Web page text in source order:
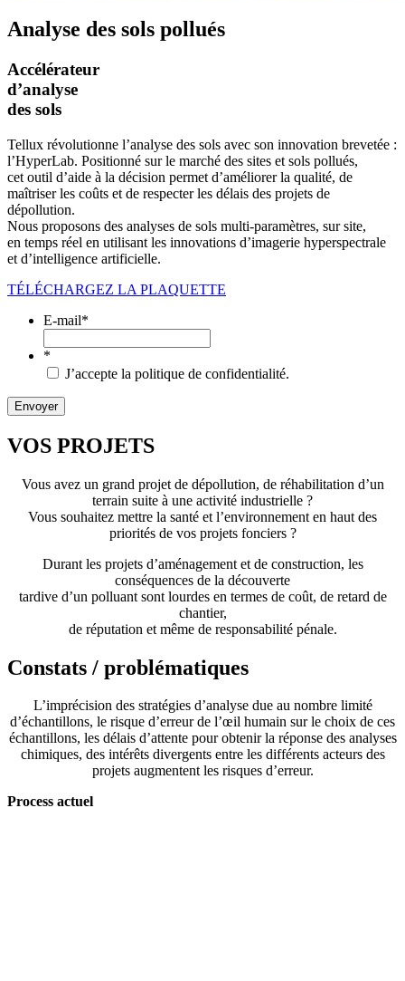
Analyse des sols pollués
Accélérateur
d’analyse
des sols
Tellux révolutionne l’analyse des sols avec son innovation brevetée :
l’HyperLab. Positionné sur le marché des sites et sols pollués,
cet outil d’aide à la décision permet d’améliorer la qualité, de
maîtriser les coûts et de respecter les délais des projets de
dépollution.
Nous proposons des analyses de sols multi-paramètres, sur site,
en temps réel en utilisant les innovations d’imagerie hyperspectrale
et d’intelligence artificielle.
TÉLÉCHARGEZ LA PLAQUETTE
E-mail*
*
J’accepte la politique de confidentialité.
VOS PROJETS
Vous avez un grand projet de dépollution, de réhabilitation d’un
terrain suite à une activité industrielle ?
Vous souhaitez mettre la santé et l’environnement en haut des
priorités de vos projets fonciers ?
Durant les projets d’aménagement et de construction, les
conséquences de la découverte
tardive d’un polluant sont lourdes en termes de coût, de retard de
chantier,
de réputation et même de responsabilité pénale.
Constats / problématiques
L’imprécision des stratégies d’analyse due au nombre limité
d’échantillons, le risque d’erreur de l’œil humain sur le choix de ces
échantillons, les délais d’attente pour obtenir la réponse des analyses
chimiques, des intérêts divergents entre les différents acteurs des
projets augmentent les risques d’erreur.
Process actuel